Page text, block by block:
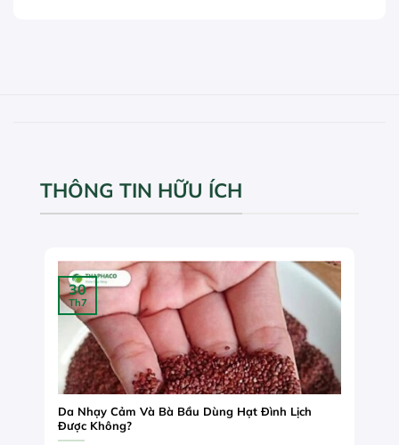
THÔNG TIN HỮU ÍCH
Da Nhạy Cảm Và Bà Bầu Dùng Hạt Đình Lịch
Được Không?
30
Th7